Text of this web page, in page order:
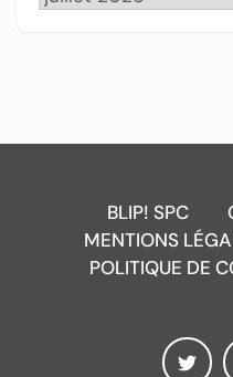
BLIP! SPC
MENTIONS
POLITIQUE DE